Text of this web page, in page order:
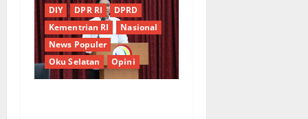
DIY
DPR RI
DPRD
Kementrian RI
Nasional
News Populer
Oku Selatan
Opini